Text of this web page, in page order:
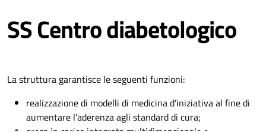
SS Centro diabetologico
La struttura garantisce le seguenti funzioni:
realizzazione di modelli di medicina d’iniziativa al fine di
aumentare l’aderenza agli standard di cura;